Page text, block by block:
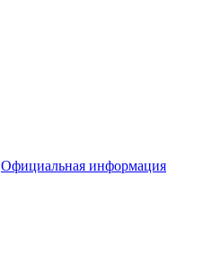
Официальная информация